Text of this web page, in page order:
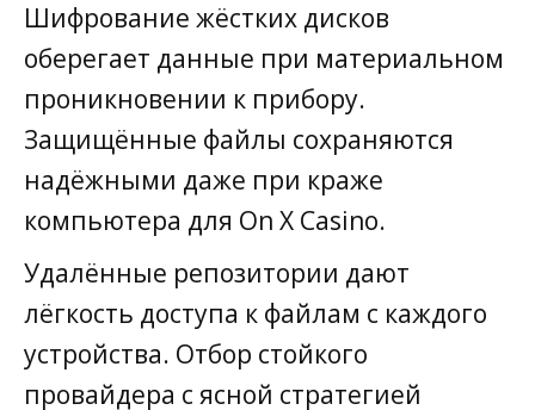
Шифрование жёстких дисков
оберегает данные при материальном
проникновении к прибору.
Защищённые файлы сохраняются
надёжными даже при краже
компьютера для On X Casino.
Удалённые репозитории дают
лёгкость доступа к файлам с каждого
устройства. Отбор стойкого
провайдера с ясной стратегией